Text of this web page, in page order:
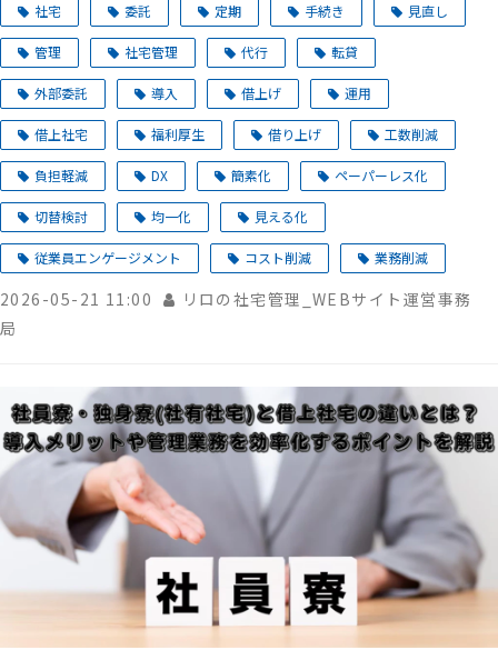
社宅 委託 定期 手続き 見直し
管理 社宅管理 代行 転貸
外部委託 導入 借上げ 運用
借上社宅 福利厚生 借り上げ 工数削減
負担軽減 DX 簡素化 ペーパーレス化
切替検討 均一化 見える化
従業員エンゲージメント コスト削減 業務削減
2026-05-21 11:00
リロの社宅管理_WEBサイト運営事務
局